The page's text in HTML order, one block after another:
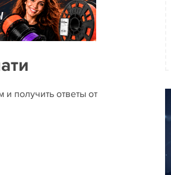
получить ответы от